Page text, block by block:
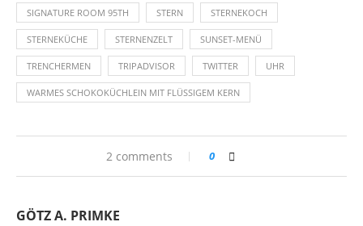
SIGNATURE ROOM 95TH STERN STERNEKOCH
STERNEKÜCHE STERNENZELT SUNSET-MENÜ
TRENCHERMEN TRIPADVISOR TWITTER UHR
WARMES SCHOKOKÜCHLEIN MIT FLÜSSIGEM KERN
2 comments 0
GÖTZ A. PRIMKE